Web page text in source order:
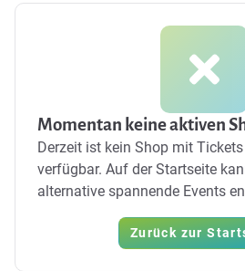
Momentan keine aktiven
Derzeit ist kein Shop mit
verfügbar. Auf der Startseite
alternative spannende Events
Zurück zur